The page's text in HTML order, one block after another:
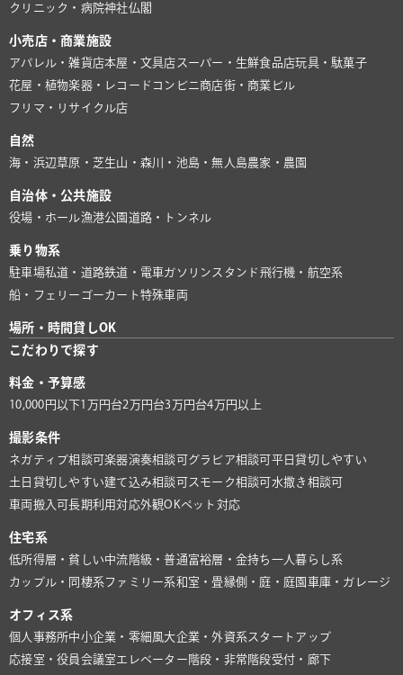
クリニック・病院神社仏閣
小売店・商業施設
アパレル・雑貨店本屋・文具店 スーパー・生鮮食品店玩具・駄菓子
花屋・植物楽器・レコード コンビニ商店街・商業ビル
フリマ・リサイクル店
自然
海・浜辺草原・芝生山・森川・池島・無人島農家・農園
自治体・公共施設
役場・ホール漁港公園 道路・トンネル
乗り物系
駐車場私道・道路鉄道・電車ガソリンスタンド 飛行機・航空系
船・フェリー ゴーカート特殊車両
場所・時間貸しOK
こだわりで探す
料金・予算感
10,000円以下1万円台2万円台3万円台4万円以上
撮影条件
ネガティブ相談可楽器演奏相談可グラビア相談可平日貸切しやすい
土日貸切しやすい建て込み相談可スモーク相談可水撒き相談可
車両搬入可長期利用対応外観OKペット対応
住宅系
低所得層・貧しい中流階級・普通富裕層・金持ち 一人暮らし系
カップル・同棲系ファミリー系和室・畳縁側・庭・庭園 車庫・ガレージ
オフィス系
個人事務所中小企業・零細風大企業・外資系スタートアップ
応接室・役員会議室 エレベーター階段・非常階段受付・廊下